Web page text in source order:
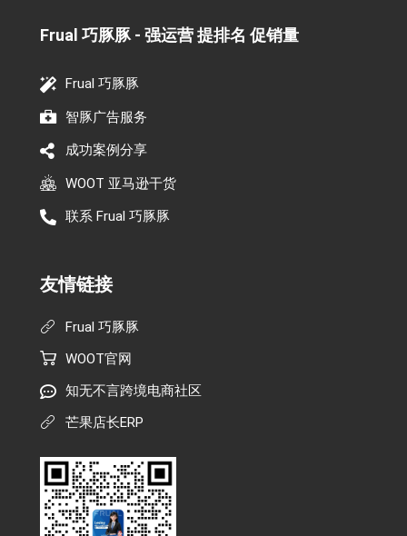
Frual 巧豚豚 - 强运营 提排名 促销量​
Frual 巧豚豚
智豚广告服务
成功案例分享
WOOT 亚马逊干货
联系 Frual 巧豚豚
友情链接
Frual 巧豚豚
WOOT官网
知无不言跨境电商社区
芒果店长ERP